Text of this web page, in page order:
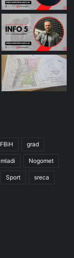
FBiH grad
mladi Nogomet
Sport sreca